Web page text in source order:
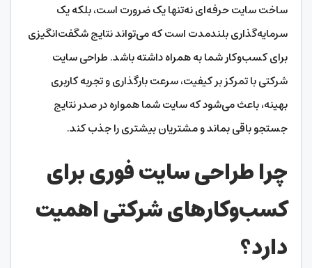
ساخت سایت حرفه‌ای نه‌تنها یک ضرورت است، بلکه یک
سرمایه‌گذاری بلندمدت است که می‌تواند نتایج شگفت‌انگیزی
برای کسب‌وکار شما به همراه داشته باشد. طراحی سایت
شرکتی با تمرکز بر کیفیت، سرعت بارگذاری و تجربه کاربری
بهینه، باعث می‌شود که سایت شما همواره در صدر نتایج
جستجو باقی بماند و مشتریان بیشتری را جذب کند.
چرا طراحی سایت فوری برای
کسب‌وکارهای شرکتی اهمیت
دارد؟